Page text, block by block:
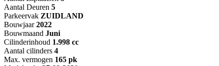
Aantal Deuren 5
Parkeervak ZUIDLAND
Bouwjaar 2022
Bouwmaand Juni
Cilinderinhoud 1.998 cc
Aantal cilinders 4
Max. vermogen 165 pk